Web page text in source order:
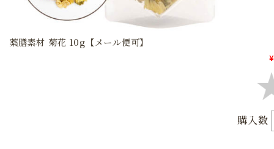
薬膳素材 菊花 10g【メール便可】
購入数